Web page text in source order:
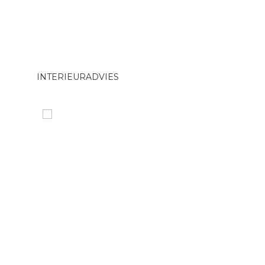
INTERIEURADVIES